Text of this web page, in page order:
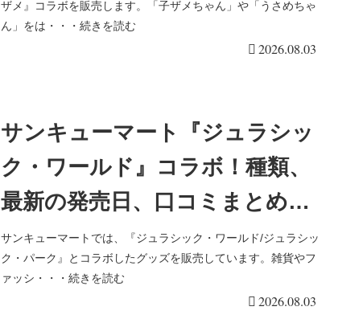
ザメ』コラボを販売します。「子ザメちゃん」や「うさめちゃ
ん」をは・・・続きを読む
2026.08.03
サンキューマート『ジュラシッ
ク・ワールド』コラボ！種類、
最新の発売日、口コミまとめ！
恐竜がカワイイ全15アイテムが
2026年夏より新発売！
サンキューマートでは、『ジュラシック・ワールド/ジュラシッ
ク・パーク』とコラボしたグッズを販売しています。雑貨やフ
ァッシ・・・続きを読む
2026.08.03